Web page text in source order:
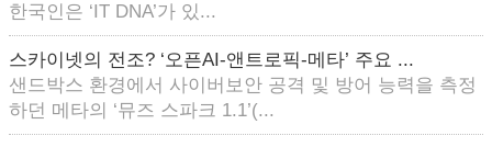
한국인은 ‘IT DNA’가 있...
스카이넷의 전조? ‘오픈AI-앤트로픽-메타’ 주요 ...
샌드박스 환경에서 사이버보안 공격 및 방어 능력을 측정
하던 메타의 ‘뮤즈 스파크 1.1’(...